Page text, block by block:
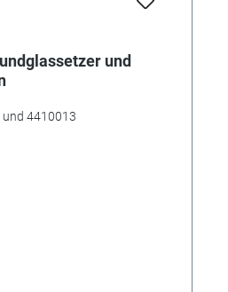
und
4410013